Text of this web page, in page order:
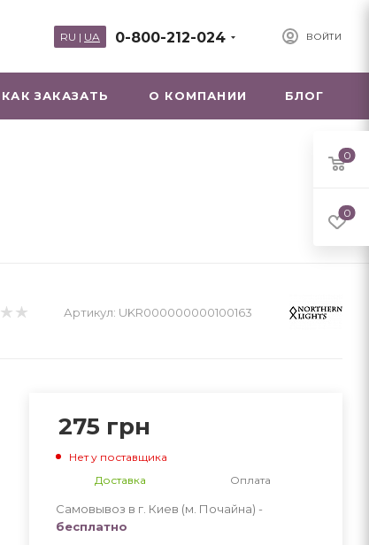
ВОЙТИ
0-800-212-024
RU | UA
КАК ЗАКАЗАТЬ О КОМПАНИИ БЛОГ
Артикул: UKR000000000100163
275 грн
Нет у поставщика
Доставка
Оплата
Самовывоз в г. Киев (м. Почайна) -
бесплатно
0
0